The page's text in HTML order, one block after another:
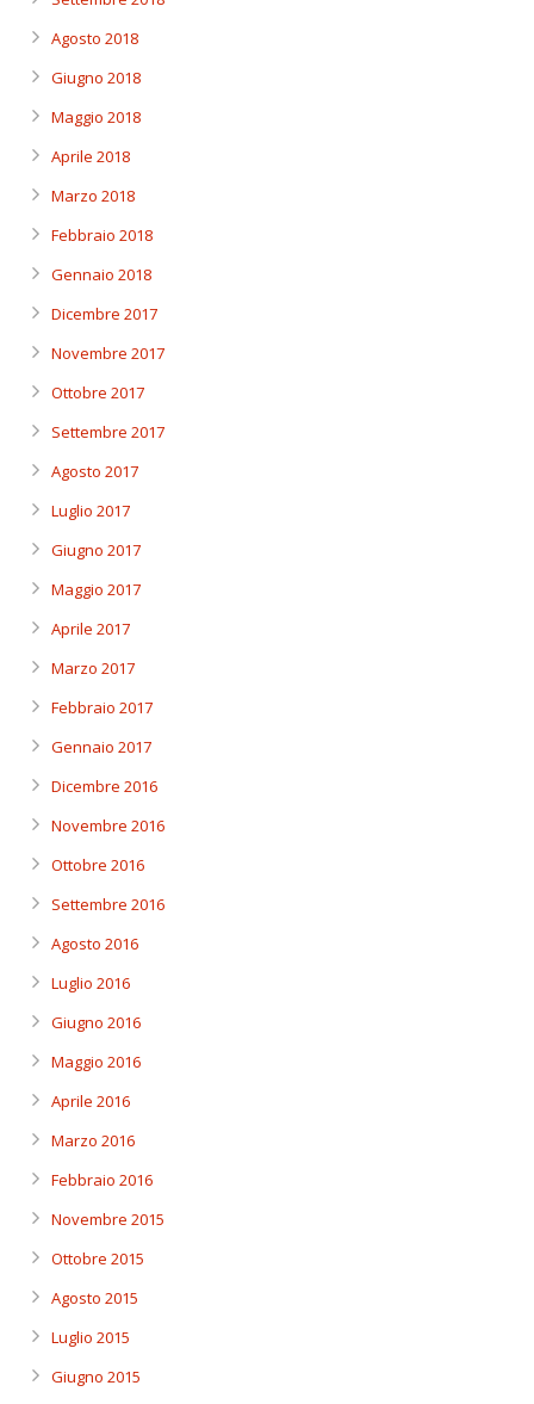
Agosto 2018
Giugno 2018
Maggio 2018
Aprile 2018
Marzo 2018
Febbraio 2018
Gennaio 2018
Dicembre 2017
Novembre 2017
Ottobre 2017
Settembre 2017
Agosto 2017
Luglio 2017
Giugno 2017
Maggio 2017
Aprile 2017
Marzo 2017
Febbraio 2017
Gennaio 2017
Dicembre 2016
Novembre 2016
Ottobre 2016
Settembre 2016
Agosto 2016
Luglio 2016
Giugno 2016
Maggio 2016
Aprile 2016
Marzo 2016
Febbraio 2016
Novembre 2015
Ottobre 2015
Agosto 2015
Luglio 2015
Giugno 2015